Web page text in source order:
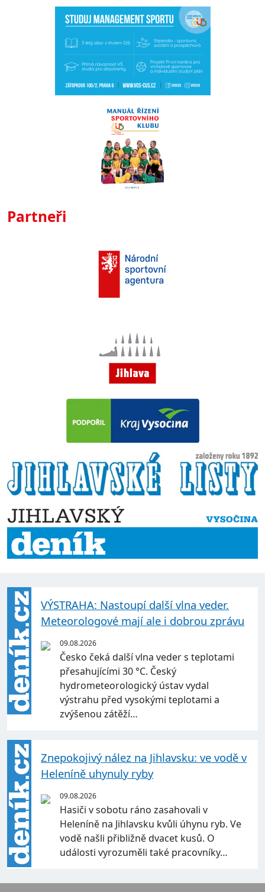
Partneři
VÝSTRAHA: Nastoupí další vlna veder.
Meteorologové mají ale i dobrou zprávu
09.08.2026
Česko čeká další vlna veder s teplotami
přesahujícími 30 °C. Český
hydrometeorologický ústav vydal
výstrahu před vysokými teplotami a
zvýšenou zátěží…
Znepokojivý nález na Jihlavsku: ve vodě v
Heleníně uhynuly ryby
09.08.2026
Hasiči v sobotu ráno zasahovali v
Heleníně na Jihlavsku kvůli úhynu ryb. Ve
vodě našli přibližně dvacet kusů. O
události vyrozuměli také pracovníky…